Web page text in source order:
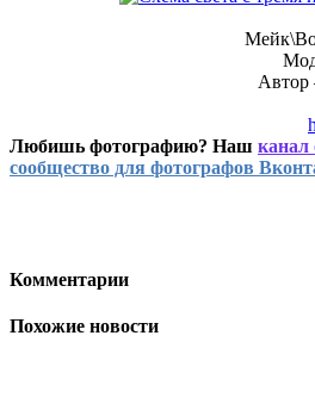
Автор
Любишь фотографию? Наш канал
сообщество для фотографов
Комментарии
Похожие новости